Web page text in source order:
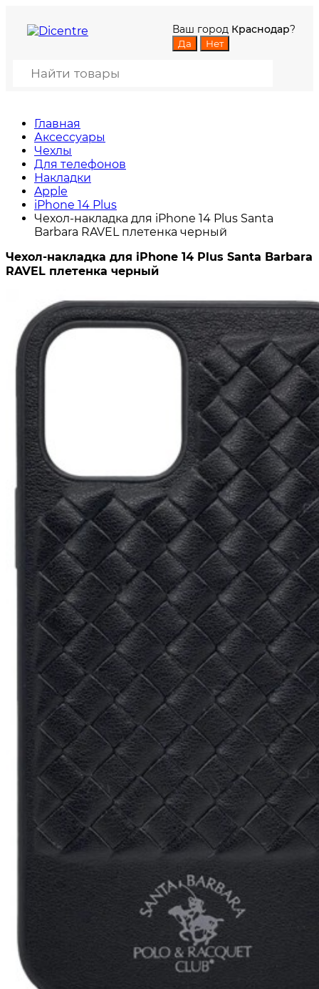
Ваш город Краснодар?
Главная
Аксессуары
Чехлы
Для телефонов
Накладки
Apple
iPhone 14 Plus
Чехол-накладка для iPhone 14 Plus Santa
Barbara RAVEL плетенка черный
Чехол-накладка для iPhone 14 Plus Santa Barbara
RAVEL плетенка черный